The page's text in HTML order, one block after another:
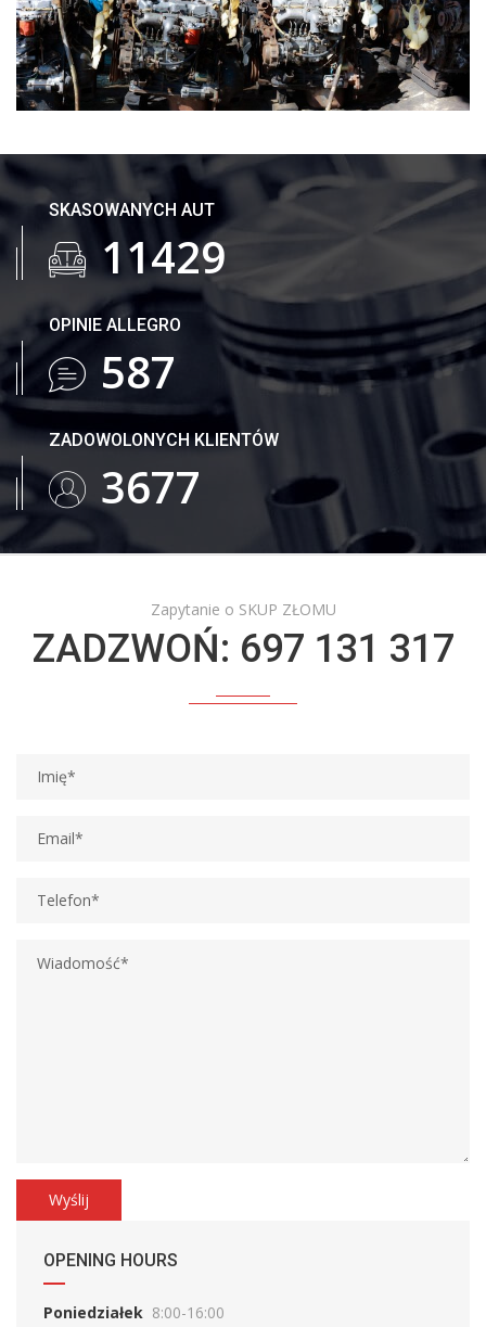
SKASOWANYCH AUT
18734
OPINIE ALLEGRO
963
ZADOWOLONYCH KLIENTÓW
6032
Zapytanie o SKUP ZŁOMU
ZADZWOŃ: 697 131 317
OPENING HOURS
Poniedziałek 8:00-16:00